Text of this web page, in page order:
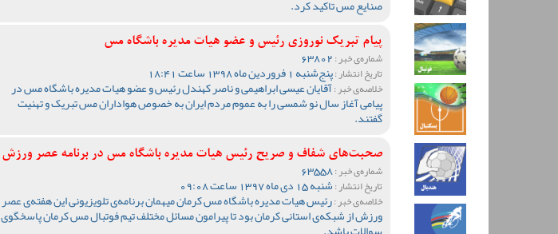
صنایع مس تاکید کرد.
پیام تبریک نوروزی رئیس و عضو هیات مدیره باشگاه مس
شماره‌ی خبر :
تاریخ انتشار :پنج‌شنبه 1 فروردین ماه 1398 ساعت 18:41
خلاصه‌ی خبر :آقایان عیسی ابراهیمی و ناصر کهندل رئیس و عضو هیات مدیره باشگاه مس در
پیامی آغاز سال نو شمسی را به عموم مردم ایران به خصوص هواداران مس تبریک و تهنیت
گفتند.
صحبت‌های شفاف و صریح رئیس هیات مدیره باشگاه مس در برنامه عصر ورزش
شماره‌ی خبر :63558
تاریخ انتشار :شنبه 15 دی ماه 1397 ساعت 09:08
خلاصه‌ی خبر :رئیس هیات مدیره باشگاه مس کرمان میهمان برنامه‌ی تلویزیونی این هفته‌ی عصر
ورزش از شبکه‌ی استانی کرمان بود تا پیرامون مسائل مختلف تیم فوتبال مس کرمان پاسخگوی